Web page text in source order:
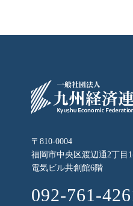
〒810-0004
福岡市中央区渡辺通2丁目
電気ビル共創館6階
092-761-